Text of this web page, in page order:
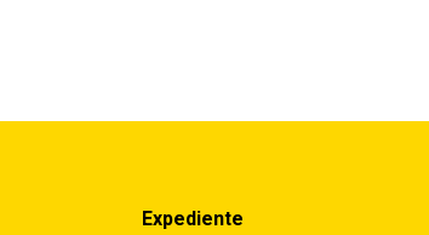
Expediente